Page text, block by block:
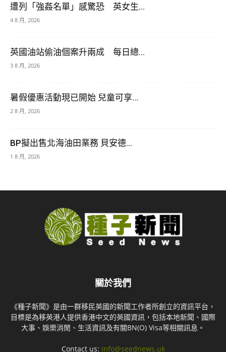
遭列「強姦名單」感驚恐 英女生...
4 8 月, 2026
英國油站偷油個案升兩成 每日總...
3 8 月, 2026
暑假優惠活動現已開始 兒童可享...
2 8 月, 2026
BP擬出售北海油田業務 貝安德...
1 8 月, 2026
關於我們
《種子新聞》是由一群移民英國的新聞工作者所創立的資訊平台，
目標是為移英港人提供香港中文的英國資訊，包括本地新聞、國際
大事、娛樂消閒、生活資訊及有關BN(O) Visa等相關訊息。
Contact us: info@seednews.uk